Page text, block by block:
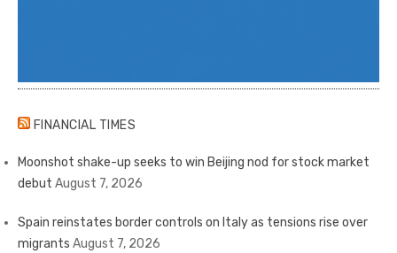
FINANCIAL TIMES
Moonshot shake-up seeks to win Beijing nod for stock market
debut August 7, 2026
Spain reinstates border controls on Italy as tensions rise over
migrants August 7, 2026